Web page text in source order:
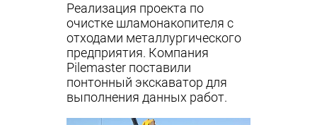
Реализация проекта по
очистке шламонакопителя с
отходами металлургического
предприятия. Компания
Pilemaster поставили
понтонный экскаватор для
выполнения данных работ.